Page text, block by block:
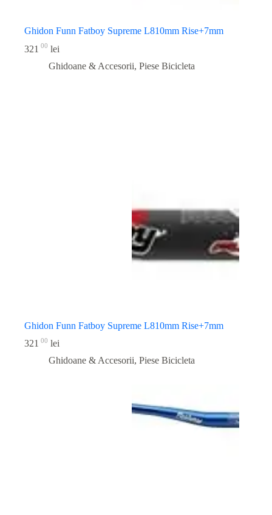
Ghidon Funn Fatboy Supreme L810mm Rise+7mm
321 00 lei
Ghidoane & Accesorii, Piese Bicicleta
Ghidon Funn Fatboy Supreme L810mm Rise+7mm
321 00 lei
Ghidoane & Accesorii, Piese Bicicleta